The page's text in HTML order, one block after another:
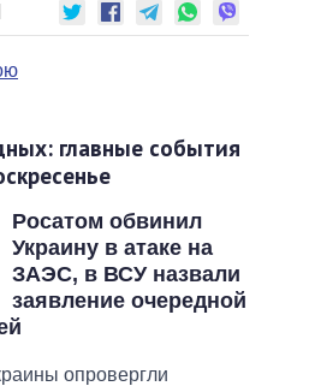
ПОЛИТИКОВ
главные события
Росатом обвинил
Украину в атаке на
ЗАЭС, в ВСУ назвали
заявление очередной
опровергли